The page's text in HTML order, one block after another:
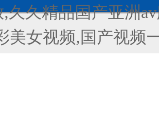
久精品国产亚洲
女视频,国产视频